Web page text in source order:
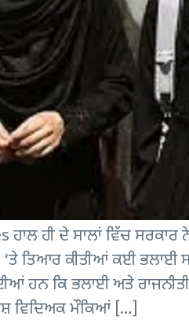
ਹੀ ਦੇ ਸਾਲਾਂ ਵਿੱਚ ਸਰਕਾਰ
ਤਿਆਰ ਕੀਤੀਆਂ ਕਈ ਭਲਾਈ
ਹਨ ਕਿ ਭਲਾਈ ਅਤੇ
ਵਿਦਿਅਕ ਮੌਕਿਆਂ […]